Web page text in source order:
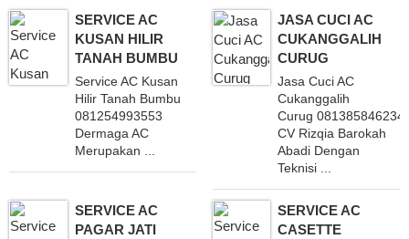
SERVICE AC
KUSAN HILIR
TANAH BUMBU
Service AC Kusan
Hilir Tanah Bumbu
081254993553
Dermaga AC
Merupakan ...
JASA CUCI AC
CUKANGGALIH
CURUG
Jasa Cuci AC
Cukanggalih
Curug 081385846234
CV Rizqia Barokah
Abadi Dengan
Teknisi ...
SERVICE AC
PAGAR JATI
SERVICE AC
CASETTE